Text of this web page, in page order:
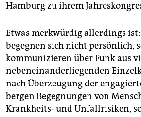
Hamburg zu ihrem
Etwas merkwürdig allerdings
begegnen sich nicht persönlich,
kommunizieren über Funk aus
nebeneinanderliegenden
nach Überzeugung der
bergen Begegnungen von
Krankheits- und Unfallrisiken,